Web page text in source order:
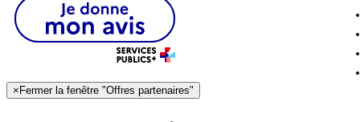
× Fermer la fenêtre "Offres partenaires"